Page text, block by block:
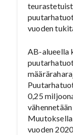
vuoden
AB-alueella
0,25
vuoden